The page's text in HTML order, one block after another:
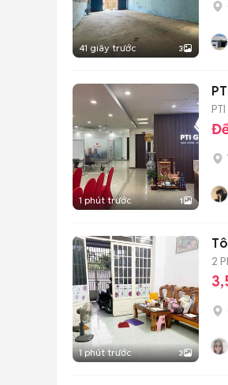
41 giây trước 3
1 phút trước 1
1 phút trước 3
2